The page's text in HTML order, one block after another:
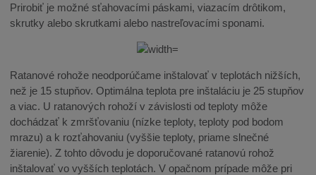
Prirobiť je možné sťahovacími páskami, viazacím drôtikom,
skrutky alebo skrutkami alebo nastreľovacími sponami.
Ratanové rohože neodporúčame inštalovať v teplotách nižších,
než je 15 stupňov. Optimálna teplota pre inštaláciu je 25 stupňov
a viac. U ratanových rohoží v závislosti od teploty môže
dochádzať k zmršťovaniu (nízke teploty, teploty pod bodom
mrazu) a k rozťahovaniu (vyššie teploty, priame slnečné
žiarenie). Z tohto dôvodu je doporučované ratanovú rohož
inštalovať vo vyšších teplotách. V opačnom prípade môže pri